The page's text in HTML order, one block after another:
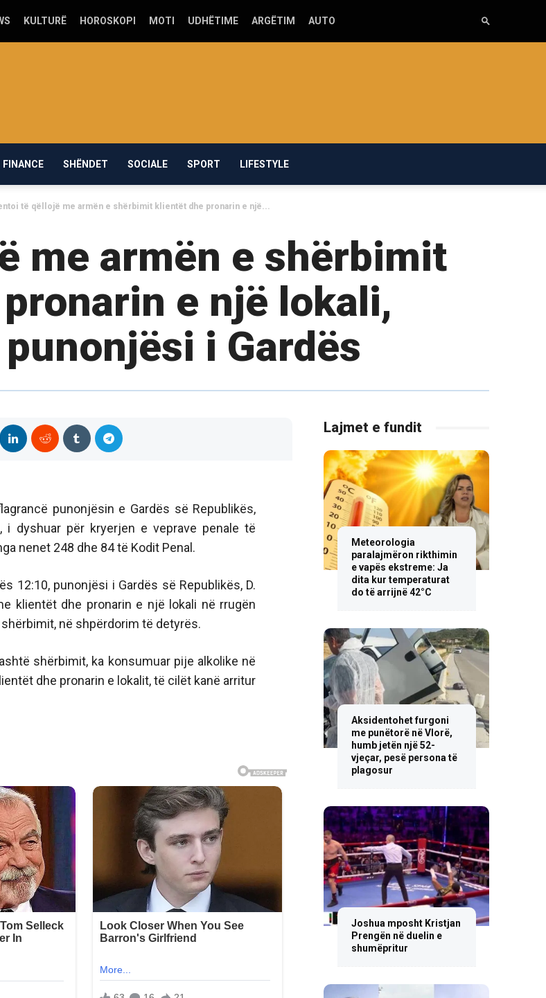
KULTURË HOROSKOPI MOTI UDHËTIME ARGËTIM AUTO
FINANCE SHËNDET SOCIALE SPORT LIFESTYLE
të qëllojë me armën e shërbimit klientët dhe pronarin e një...
me armën e shërbimit
e një lokali,
i Gardës
punonjësin e Gardës së Republikës,
i dyshuar për kryerjen e veprave penale të
nenet 248 dhe 84 të Kodit Penal.
12:10, punonjësi i Gardës së Republikës, D.
klientët dhe pronarin e një lokali në rrugën
në shpërdorim të detyrës.
shërbimit, ka konsumuar pije alkolike në
dhe pronarin e lokalit, të cilët kanë arritur
Lajmet e fundit
Meteorologia
paralajmëron rikthimin
e vapës ekstreme: Ja
dita kur temperaturat
do të arrijnë 42°C
Aksidentohet furgoni
me punëtorë në Vlorë,
humb jetën një 52-
vjeçar, pesë persona të
plagosur
Joshua mposht Kristjan
Prengën në duelin e
shumëpritur